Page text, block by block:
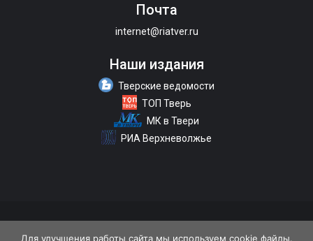
Почта
internet@riatver.ru
Наши издания
Тверские ведомости
ТОП Тверь
МК в Твери
РИА Верхневолжье
Для улучшения работы сайта мы используем cookie файлы.